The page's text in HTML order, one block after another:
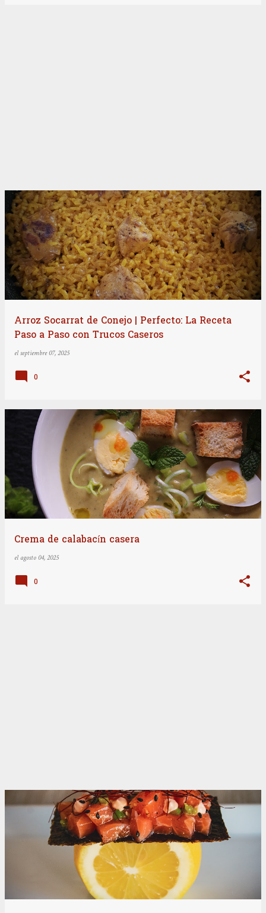
Arroz Socarrat de Conejo | Perfecto: La Receta
Paso a Paso con Trucos Caseros
el septiembre 07, 2025
0
Crema de calabacín casera
el agosto 04, 2025
0